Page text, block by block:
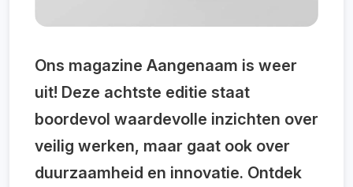
Ons magazine Aangenaam is weer
uit! Deze achtste editie staat
boordevol waardevolle inzichten over
veilig werken, maar gaat ook over
duurzaamheid en innovatie. Ontdek